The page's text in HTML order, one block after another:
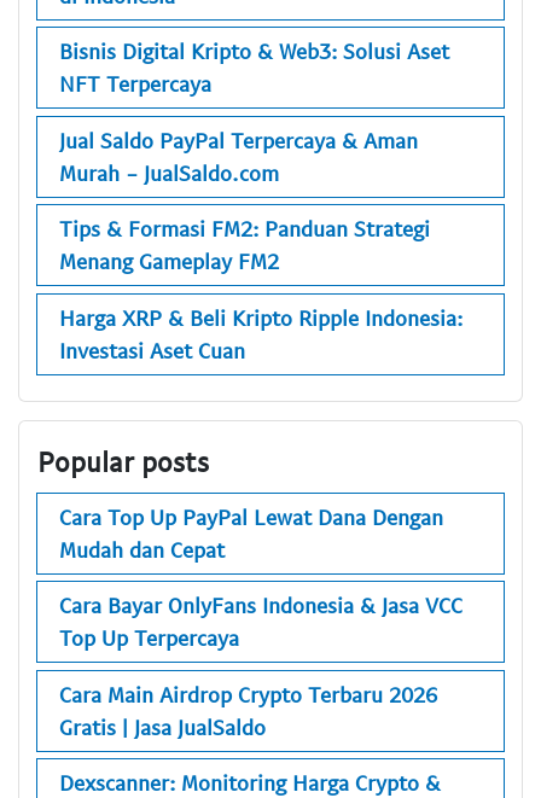
Bisnis Digital Kripto & Web3: Solusi Aset
NFT Terpercaya
Jual Saldo PayPal Terpercaya & Aman
Murah - JualSaldo.com
Tips & Formasi FM2: Panduan Strategi
Menang Gameplay FM2
Harga XRP & Beli Kripto Ripple Indonesia:
Investasi Aset Cuan
Popular posts
Cara Top Up PayPal Lewat Dana Dengan
Mudah dan Cepat
Cara Bayar OnlyFans Indonesia & Jasa VCC
Top Up Terpercaya
Cara Main Airdrop Crypto Terbaru 2026
Gratis | Jasa JualSaldo
Dexscanner: Monitoring Harga Crypto &